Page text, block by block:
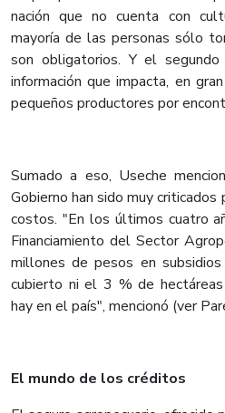
nación que no cuenta con
mayoría de las personas sólo
son obligatorios. Y el
información que impacta, en
pequeños productores por
Sumado a eso, Useche
Gobierno han sido muy
costos. "En los últimos cuatro
Financiamiento del Sector
millones de pesos en
cubierto ni el 3 % de hectáreas
hay en el país", mencionó (ver
El mundo de los créditos